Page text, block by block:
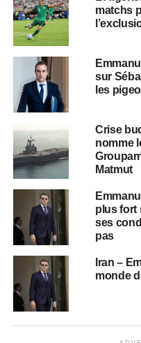
matchs
sur
les
Crise
nomme
Matmut
plus fort
ses
pas
Iran –
monde